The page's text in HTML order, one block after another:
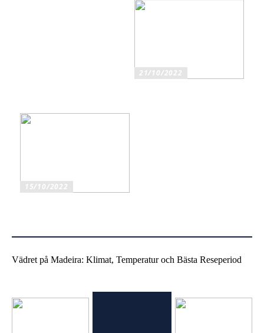
21/10/2022
15/10/2022
Vädret på Madeira: Klimat, Temperatur och Bästa Reseperiod